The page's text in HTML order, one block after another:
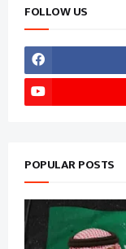
FOLLOW US
POPULAR POSTS